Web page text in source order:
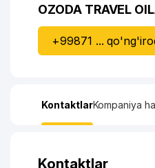
OZODA TRAVEL
+99871 ...
KontaktlarKompaniya
Kontaktlar